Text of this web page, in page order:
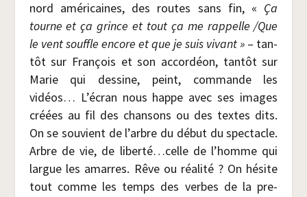
nord amé­ri­caines, des routes sans fin, « Ça
tourne et ça grince et tout ça me rap­pelle /​Que
le vent souffle encore et que je suis vivant » – tan­
tôt sur Fran­çois et son accor­déon, tan­tôt sur
Marie qui des­sine, peint, com­mande les
vidéos… L’écran nous happe avec ses images
créées au fil des chan­sons ou des textes dits.
On se sou­vient de l’arbre du début du spec­tacle.
Arbre de vie, de liberté…celle de l’homme qui
largue les amarres. Rêve ou réa­li­té ? On hésite
tout comme les temps des verbes de la pre­